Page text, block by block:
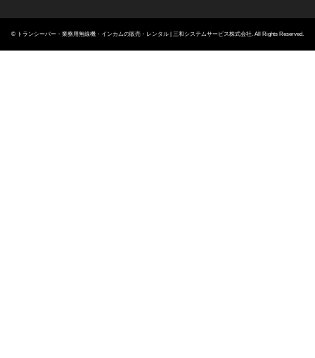
© トランシーバー・業務用無線機・インカムの販売・レンタル | 三和システムサービス株式会社. All Rights Reserved.